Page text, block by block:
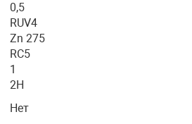
0,5
RUV4
Zn 275
RC5
1
2H
Нет